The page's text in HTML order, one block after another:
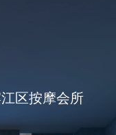
区按摩会所